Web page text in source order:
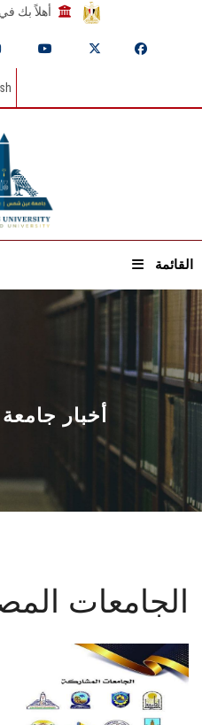
أهلاً بك
القائمة
أخبار
الجامعات